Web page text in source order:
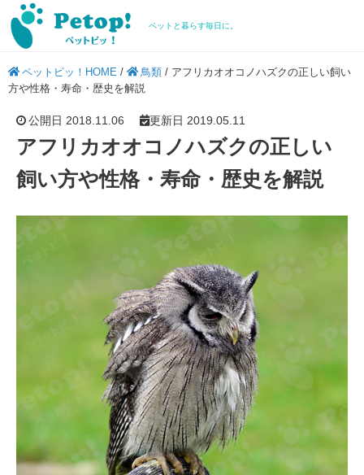
ペットと暮らす毎日に。
ペットピッ！HOME / 鳥類 / アフリカオオコノハズクの正しい飼い
方や性格・寿命・歴史を解説
公開日 2018.11.06 更新日 2019.05.11
アフリカオオコノハズクの正しい
飼い方や性格・寿命・歴史を解説